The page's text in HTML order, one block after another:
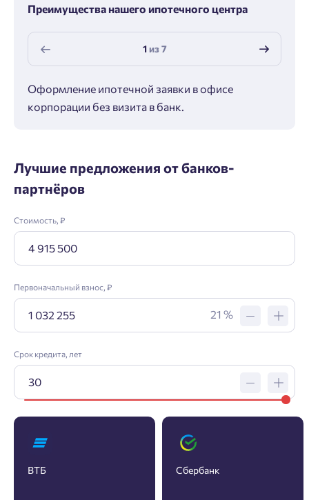
Преимущества нашего ипотечного центра
1из7
Оформление ипотечной заявки в офисе
корпорации без визита в банк.
Лучшие предложения от банков-
партнёров
Стоимость, ₽
Первоначальный взнос, ₽
21 %
Срок кредита, лет
ВТБ Сбербанк
Пожалуйста, оставьте ваши контакты и мы вам